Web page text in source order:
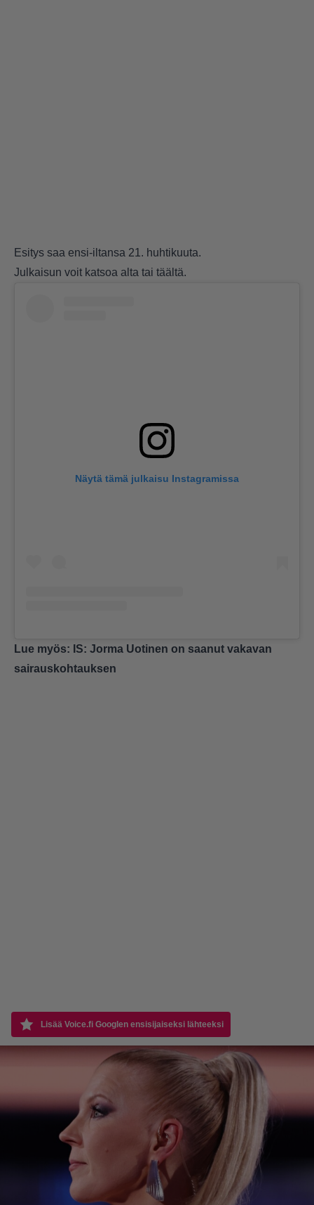
Esitys saa ensi-iltansa 21. huhtikuuta.
Julkaisun voit katsoa alta tai täältä.
Näytä tämä julkaisu Instagramissa
Lue myös: IS: Jorma Uotinen on saanut vakavan
sairauskohtauksen
Lisää Voice.fi Googlen ensisijaiseksi lähteeksi